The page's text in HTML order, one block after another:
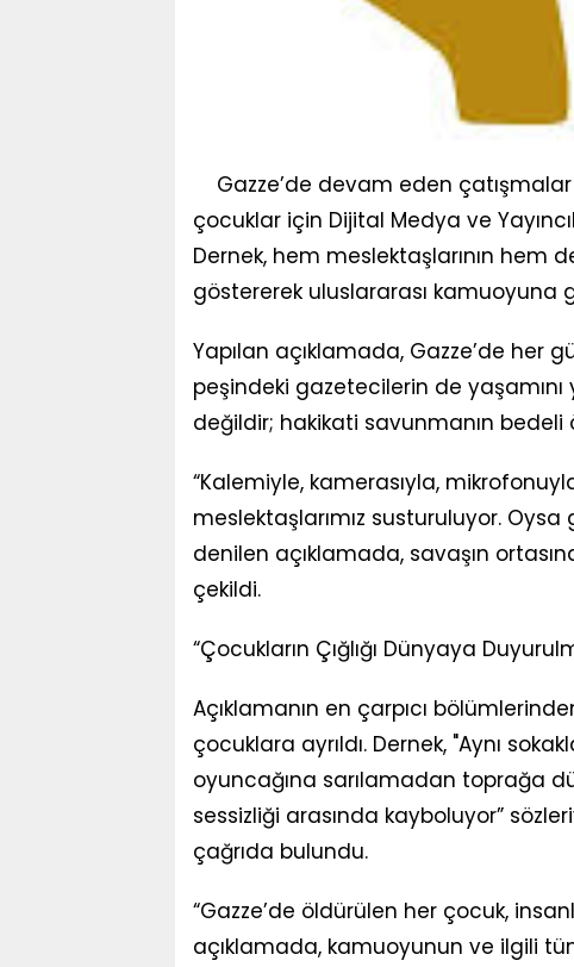
Gazze’de devam eden
çocuklar için Dijital Medya ve
Dernek, hem meslektaşlarının hem
göstererek uluslararası kamuoyuna
Yapılan açıklamada, Gazze’de her
peşindeki gazetecilerin de yaşamını
değildir; hakikati savunmanın bedeli
“Kalemiyle, kamerasıyla,
meslektaşlarımız susturuluyor.
denilen açıklamada, savaşın
çekildi.
“Çocukların Çığlığı Dünyaya
Açıklamanın en çarpıcı
çocuklara ayrıldı. Dernek, "Aynı
oyuncağına sarılamadan toprağa
sessizliği arasında kayboluyor”
çağrıda bulundu.
“Gazze’de öldürülen her çocuk,
açıklamada, kamuoyunun ve ilgili